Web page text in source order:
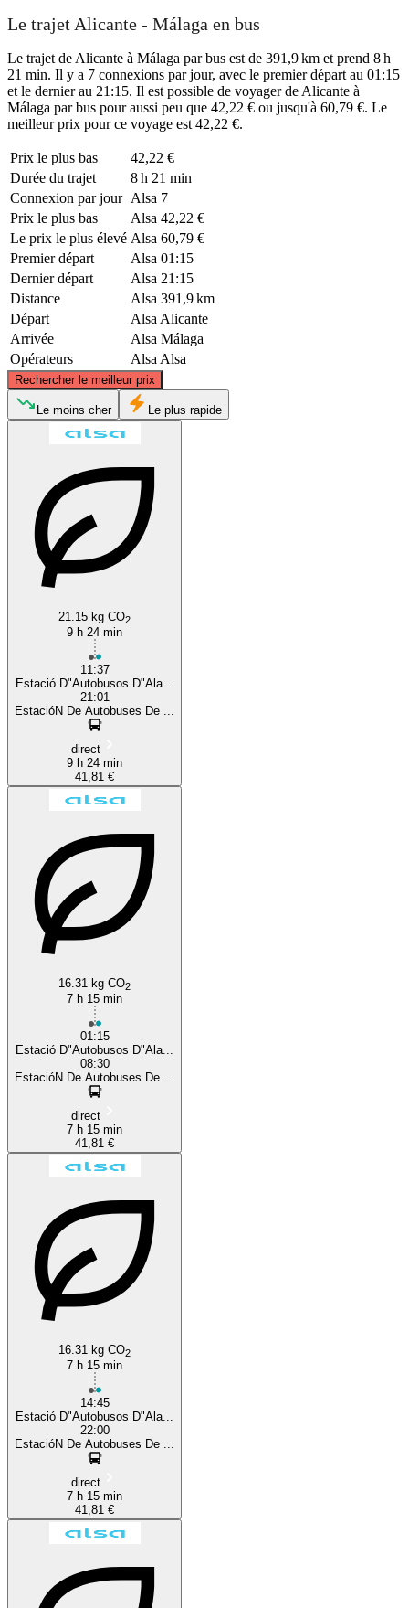
Le trajet Alicante - Málaga en bus
Le trajet de Alicante à Málaga par bus est de 391,9 km et prend 8 h
21 min. Il y a 7 connexions par jour, avec le premier départ au 01:15
et le dernier au 21:15. Il est possible de voyager de Alicante à
Málaga par bus pour aussi peu que 42,22 € ou jusqu'à 60,79 €. Le
meilleur prix pour ce voyage est 42,22 €.
Prix ​​le plus bas
42,22 €
Durée du trajet
8 h 21 min
Connexion par jour Alsa 7
Prix ​​le plus bas
Alsa 42,22 €
Le prix le plus élevé Alsa 60,79 €
Premier départ
Alsa 01:15
Dernier départ
Alsa 21:15
Distance
Alsa 391,9 km
Départ
Alsa Alicante
Arrivée
Alsa Málaga
Opérateurs
Alsa Alsa
Rechercher le meilleur prix
Málaga
Le moins cher Le plus rapide
21.15 kg CO2
9 h 24 min
11:37
Estació D"Autobusos D"Ala...
21:01
EstacióN De Autobuses De ...
direct
9 h 24 min
41,81 €
16.31 kg CO2
7 h 15 min
01:15
Estació D"Autobusos D"Ala...
08:30
EstacióN De Autobuses De ...
direct
7 h 15 min
41,81 €
16.31 kg CO2
7 h 15 min
14:45
Estació D"Autobusos D"Ala...
22:00
EstacióN De Autobuses De ...
direct
7 h 15 min
41,81 €